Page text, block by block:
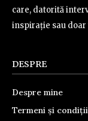
care, datorită
inspirație sau doar
DESPRE
Despre mine
Termeni și condiții